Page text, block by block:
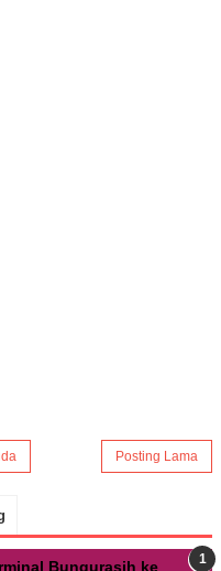
Posting Lama
Bungurasih ke